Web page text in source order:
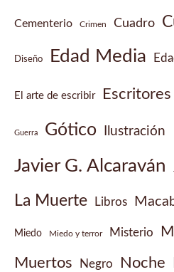
Cementerio Crimen Cuadro
Diseño Edad Media
El arte de escribir Escritores
Guerra Gótico Ilustración
Javier G. Alcaraván
La Muerte Libros
Miedo Miedo y terror Misterio
Muertos Negro Noche